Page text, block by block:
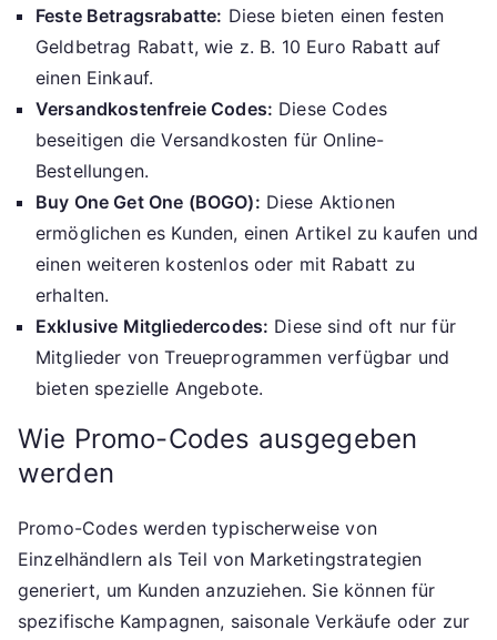
Feste Betragsrabatte: Diese bieten einen festen
Geldbetrag Rabatt, wie z. B. 10 Euro Rabatt auf
einen Einkauf.
Versandkostenfreie Codes: Diese Codes
beseitigen die Versandkosten für Online-
Bestellungen.
Buy One Get One (BOGO): Diese Aktionen
ermöglichen es Kunden, einen Artikel zu kaufen und
einen weiteren kostenlos oder mit Rabatt zu
erhalten.
Exklusive Mitgliedercodes: Diese sind oft nur für
Mitglieder von Treueprogrammen verfügbar und
bieten spezielle Angebote.
Wie Promo-Codes ausgegeben
werden
Promo-Codes werden typischerweise von
Einzelhändlern als Teil von Marketingstrategien
generiert, um Kunden anzuziehen. Sie können für
spezifische Kampagnen, saisonale Verkäufe oder zur